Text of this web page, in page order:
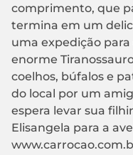
comprimento, que
termina em um
uma expedição
enorme
coelhos, búfalos e
do local por um
espera levar sua
Elisangela para a